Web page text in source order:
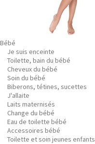
Bébé
Je suis enceinte
Toilette, bain du bébé
Cheveux du bébé
Soin du bébé
Biberons, tétines, sucettes
J'allaite
Laits maternisés
Change du bébé
Eau de toilette bébé
Accessoires bébé
Toilette et soin jeunes enfants